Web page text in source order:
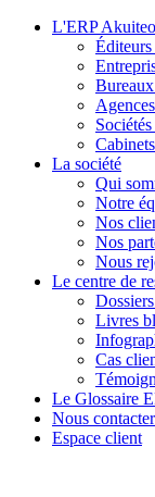
L'ERP Akuiteo
La société
Qui
Notre
Nos
Nos
Nous
Le centre de
Livres
Cas
Le Glossaire
Nous contacter
Espace client